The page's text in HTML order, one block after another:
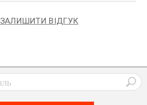
ЗАЛИШИТИ ВІДГУК